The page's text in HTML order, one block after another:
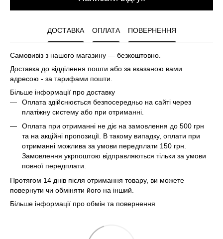
ДОСТАВКА ОПЛАТА ПОВЕРНЕННЯ
Самовивіз з нашого магазину — безкоштовно.
Доставка до відділення пошти або за вказаною вами
адресою - за тарифами пошти.
Більше інформації про доставку
Оплата здійснюється безпосередньо на сайті через
платіжну систему або при отриманні.
Оплата при отриманні не діє на замовлення до 500 грн
та на акційні пропозиції. В такому випадку, оплати при
отриманні можлива за умови передплати 150 грн.
Замовлення укрпоштою відправляються тільки за умови
повної передплати.
Протягом 14 днів після отримання товару, ви можете
повернути чи обміняти його на інший.
Більше інформації про обмін та повернення